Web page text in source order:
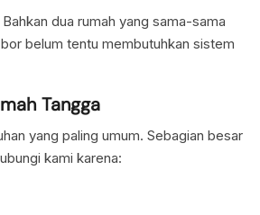
dua rumah yang sama-sama
belum tentu membutuhkan sistem
Tangga
yang paling umum. Sebagian besar
kami karena: